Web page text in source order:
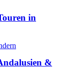
in
&